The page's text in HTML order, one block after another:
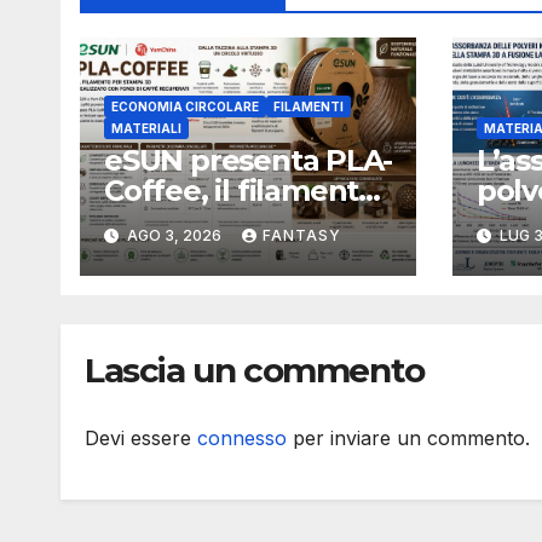
ECONOMIA CIRCOLARE
FILAMENTI
MATERIALI
eSUN presenta PLA-
Coffee, il filamento
per stampa 3D
sviluppato con
fondi di caffè
AGO 3, 2026 FANTASY LUG
Lascia un commento
Devi essere connesso per inviare un commento.